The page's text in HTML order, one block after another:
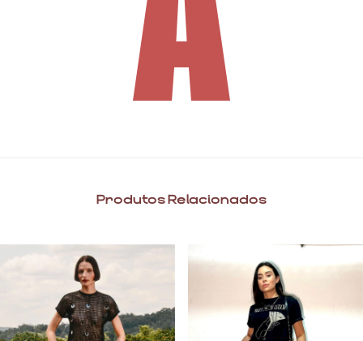
Produtos Relacionados